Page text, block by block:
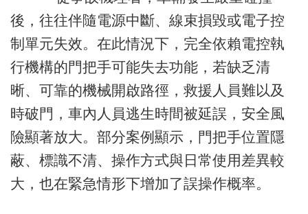
後，往往伴隨電源中斷、線束損毀或電子控
制單元失效。在此情況下，完全依賴電控執
行機構的門把手可能失去功能，若缺乏清
晰、可靠的機械開啟路徑，救援人員難以及
時破門，車內人員逃生時間被延誤，安全風
險顯著放大。部分案例顯示，門把手位置隱
蔽、標識不清、操作方式與日常使用差異較
大，也在緊急情形下增加了誤操作概率。